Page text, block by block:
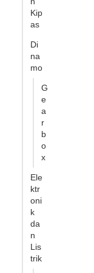
Kip
as
Di
na
mo
G
e
a
r
b
o
x
Ele
ktr
oni
k
da
n
Lis
trik